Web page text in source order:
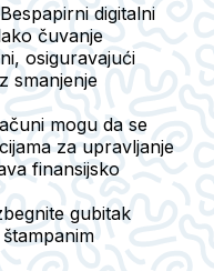
Bespapirni digitalni
čuvanje
osiguravajući
smanjenje
mogu da se
za upravljanje
finansijsko
gubitak